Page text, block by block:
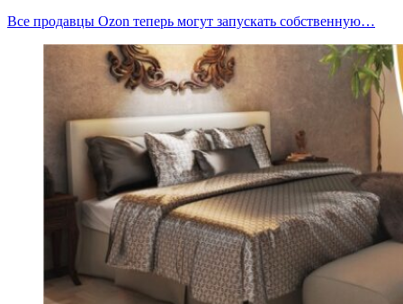
Все продавцы Ozon теперь могут запускать собственную…